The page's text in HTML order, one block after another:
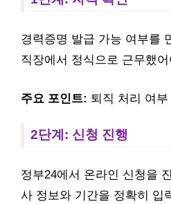
경력증명 발급 가능 여부를
직장에서 정식으로 근무했
주요 포인트: 퇴직 처리 여
2단계: 신청 진행
정부24에서 온라인 신청을
사 정보와 기간을 정확히 입